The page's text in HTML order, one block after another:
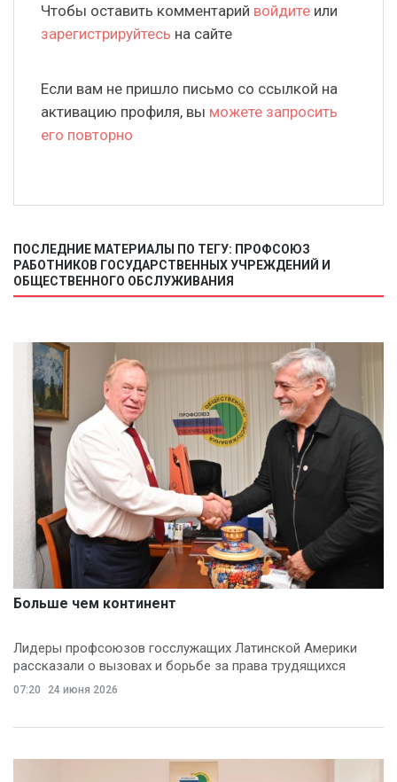
Чтобы оставить комментарий войдите или
зарегистрируйтесь на сайте
Если вам не пришло письмо со ссылкой на
активацию профиля, вы можете запросить
его повторно
ПОСЛЕДНИЕ МАТЕРИАЛЫ ПО ТЕГУ: ПРОФСОЮЗ
РАБОТНИКОВ ГОСУДАРСТВЕННЫХ УЧРЕЖДЕНИЙ И
ОБЩЕСТВЕННОГО ОБСЛУЖИВАНИЯ
Больше чем континент
Лидеры профсоюзов госслужащих Латинской Америки
рассказали о вызовах и борьбе за права трудящихся
07:20 24 июня 2026